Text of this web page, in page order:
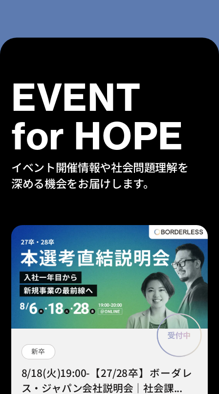
EVENT
for HOPE
イベント開催情報や社会問題理解を
深める機会をお届けします。
新卒
8/18(火)19:00-【27/28卒】ボーダレ
ス・ジャパン会社説明会｜社会課...